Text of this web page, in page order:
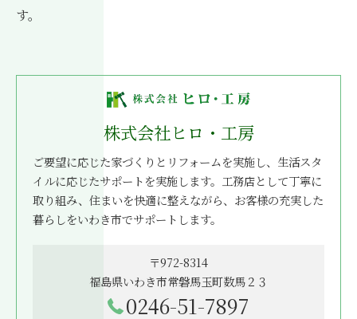
す。
株式会社ヒロ・工房
ご要望に応じた家づくりとリフォームを実施し、生活スタ
イルに応じたサポートを実施します。工務店として丁寧に
取り組み、住まいを快適に整えながら、お客様の充実した
暮らしをいわき市でサポートします。
〒972-8314
福島県いわき市常磐馬玉町数馬２３
0246-51-7897